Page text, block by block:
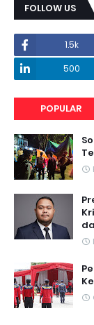
FOLLOW US
1.5k
500
POPULAR